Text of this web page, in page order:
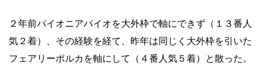
２年前パイオニアバイオを大外枠で軸にできず（１３番人
気２着）、その経験を経て、昨年は同じく大外枠を引いた
フェアリーポルカを軸にして（４番人気５着）と散った。